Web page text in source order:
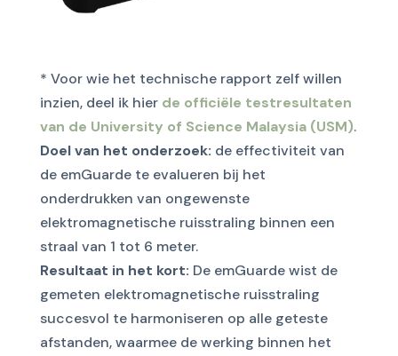
* Voor wie het technische rapport zelf willen
inzien, deel ik hier de officiële testresultaten
van de University of Science Malaysia (USM).
Doel van het onderzoek: de effectiviteit van
de emGuarde te evalueren bij het
onderdrukken van ongewenste
elektromagnetische ruisstraling binnen een
straal van 1 tot 6 meter.
Resultaat in het kort: De emGuarde wist de
gemeten elektromagnetische ruisstraling
succesvol te harmoniseren op alle geteste
afstanden, waarmee de werking binnen het